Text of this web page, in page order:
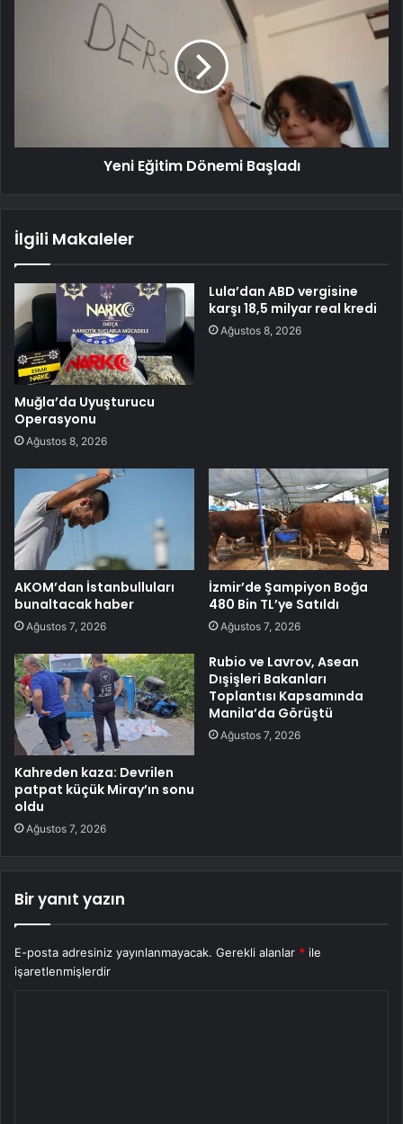
Yeni Eğitim Dönemi Başladı
İlgili Makaleler
Muğla’da Uyuşturucu
Operasyonu
Ağustos 8, 2026
Lula’dan ABD vergisine
karşı 18,5 milyar real kredi
Ağustos 8, 2026
AKOM’dan İstanbulluları
bunaltacak haber
Ağustos 7, 2026
İzmir’de Şampiyon Boğa
480 Bin TL’ye Satıldı
Ağustos 7, 2026
Kahreden kaza: Devrilen
patpat küçük Miray’ın sonu
oldu
Ağustos 7, 2026
Rubio ve Lavrov, Asean
Dışişleri Bakanları
Toplantısı Kapsamında
Manila’da Görüştü
Ağustos 7, 2026
Bir yanıt yazın
E-posta adresiniz yayınlanmayacak. Gerekli alanlar * ile
işaretlenmişlerdir